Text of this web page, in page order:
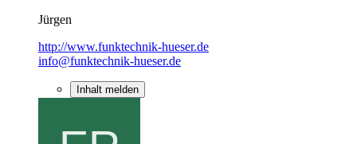
Jürgen
http://www.funktechnik-hueser.de
info@funktechnik-hueser.de
Inhalt melden